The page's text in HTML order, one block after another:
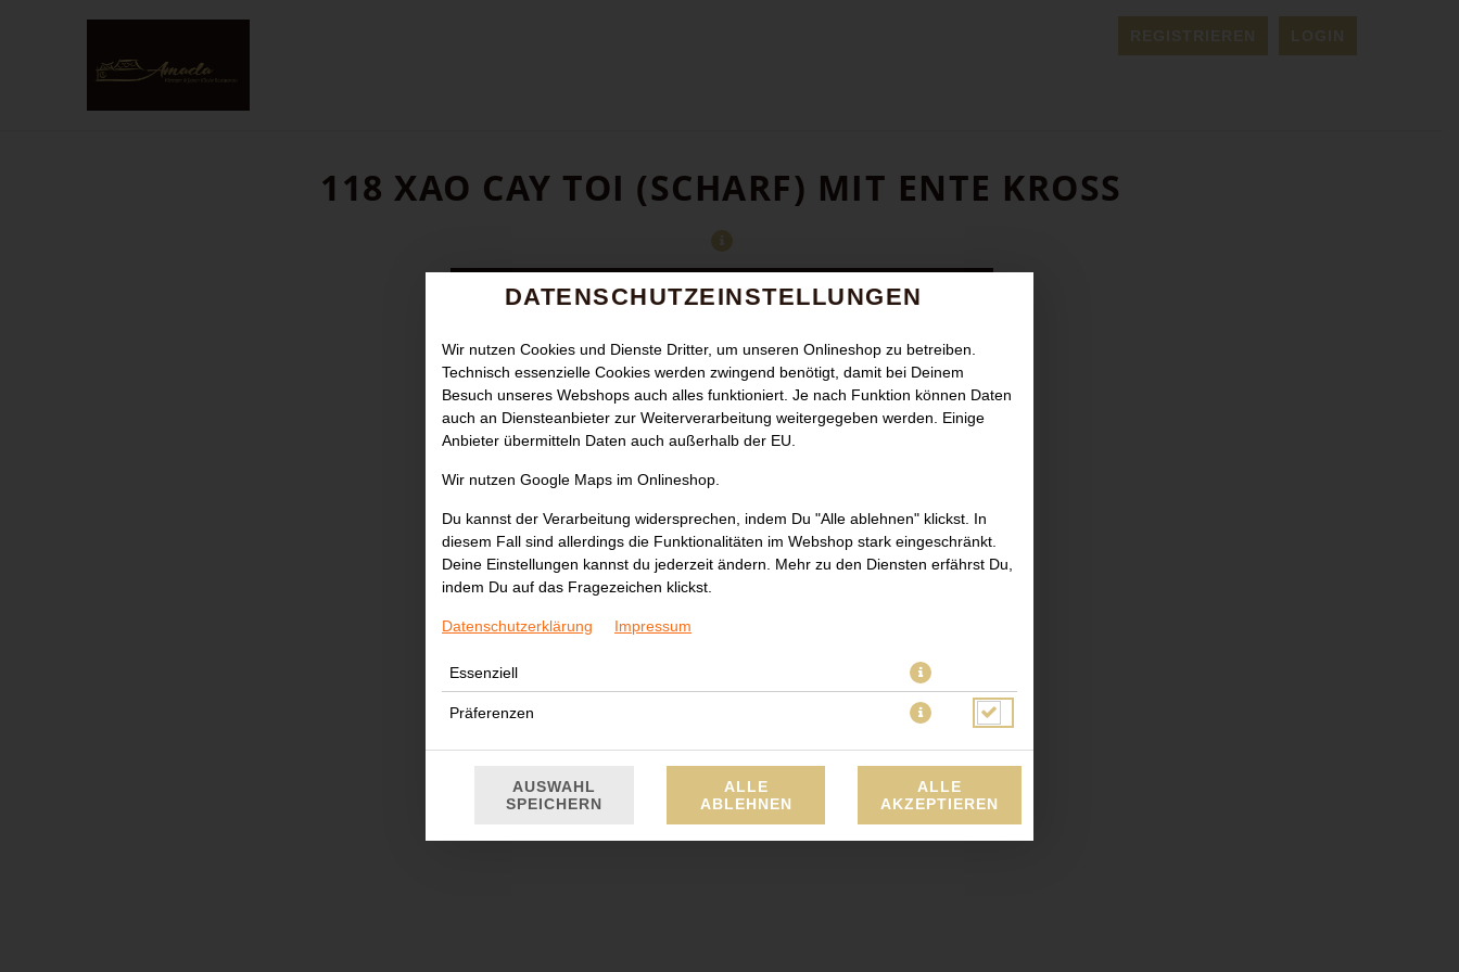
REGISTRIEREN LOGIN
118 XAO CAY TOI (SCHARF) MIT ENTE KROSS
Karotten, Paprika, Champignons, Zwiebeln, Bambus, Zucchini, Knoblauch und Duftreis
DATENSCHUTZEINSTELLUNGEN
Wir nutzen Cookies und Dienste Dritter, um unseren Onlineshop zu betreiben.
Technisch essenzielle Cookies werden zwingend benötigt, damit bei Deinem
Besuch unseres Webshops auch alles funktioniert. Je nach Funktion können Daten
auch an Diensteanbieter zur Weiterverarbeitung weitergegeben werden. Einige
Anbieter übermitteln Daten auch außerhalb der EU.
Wir nutzen Google Maps im Onlineshop.
Du kannst der Verarbeitung widersprechen, indem Du "Alle ablehnen" klickst. In
diesem Fall sind allerdings die Funktionalitäten im Webshop stark eingeschränkt.
Deine Einstellungen kannst du jederzeit ändern. Mehr zu den Diensten erfährst Du,
indem Du auf das Fragezeichen klickst.
Datenschutzerklärung Impressum
Essenziell
Präferenzen
AUSWAHL
SPEICHERN
ALLE
ABLEHNEN
ALLE
AKZEPTIEREN